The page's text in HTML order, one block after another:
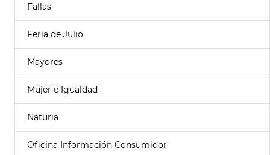
Fallas
Feria de Julio
Mayores
Mujer e Igualdad
Naturia
Oficina Información Consumidor